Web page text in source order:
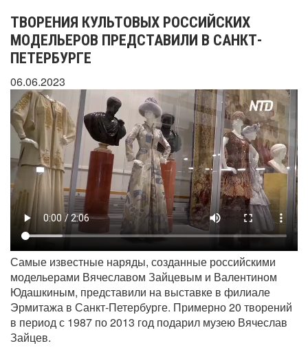
ТВОРЕНИЯ КУЛЬТОВЫХ РОССИЙСКИХ
МОДЕЛЬЕРОВ ПРЕДСТАВИЛИ В САНКТ-
ПЕТЕРБУРГЕ
06.06.2023
Самые известные наряды, созданные российскими
модельерами Вячеславом Зайцевым и Валентином
Юдашкиным, представили на выставке в филиале
Эрмитажа в Санкт-Петербурге. Примерно 20 творений
в период с 1987 по 2013 год подарил музею Вячеслав
Зайцев.